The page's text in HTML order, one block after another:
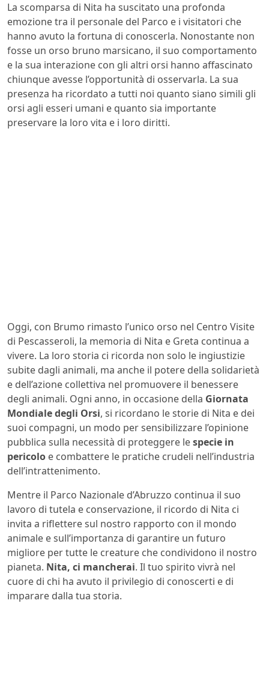
La scomparsa di Nita ha suscitato una profonda
emozione tra il personale del Parco e i visitatori che
hanno avuto la fortuna di conoscerla. Nonostante non
fosse un orso bruno marsicano, il suo comportamento
e la sua interazione con gli altri orsi hanno affascinato
chiunque avesse l’opportunità di osservarla. La sua
presenza ha ricordato a tutti noi quanto siano simili gli
orsi agli esseri umani e quanto sia importante
preservare la loro vita e i loro diritti.
Oggi, con Brumo rimasto l’unico orso nel Centro Visite
di Pescasseroli, la memoria di Nita e Greta continua a
vivere. La loro storia ci ricorda non solo le ingiustizie
subite dagli animali, ma anche il potere della solidarietà
e dell’azione collettiva nel promuovere il benessere
degli animali. Ogni anno, in occasione della Giornata
Mondiale degli Orsi, si ricordano le storie di Nita e dei
suoi compagni, un modo per sensibilizzare l’opinione
pubblica sulla necessità di proteggere lespecie in
pericolo e combattere le pratiche crudeli nell’industria
dell’intrattenimento.
Mentre il Parco Nazionale d’Abruzzo continua il suo
lavoro di tutela e conservazione, il ricordo di Nita ci
invita a riflettere sul nostro rapporto con il mondo
animale e sull’importanza di garantire un futuro
migliore per tutte le creature che condividono il nostro
pianeta. Nita, ci mancherai. Il tuo spirito vivrà nel
cuore di chi ha avuto il privilegio di conoscerti e di
imparare dalla tua storia.